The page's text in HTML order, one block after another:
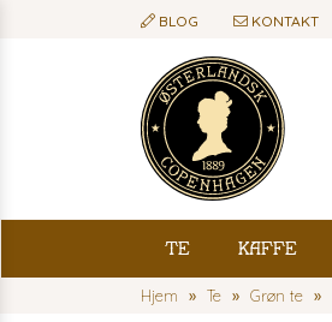
BLOG KONTAKT
Te Kaffe
Hjem Te Grøn te